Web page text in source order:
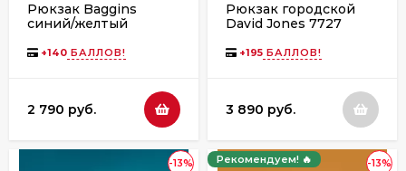
Рюкзак Baggins
синий/желтый
+140 БАЛЛОВ!
2 790 руб.
Рюкзак городской
David Jones 7727
+195 БАЛЛОВ!
3 890 руб.
-13% -13%
Рекомендуем! 🔥